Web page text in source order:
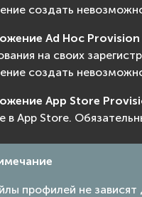
создать
Ad Hoc
на своих
создать
App Store
в App Store.
профилей не зависят